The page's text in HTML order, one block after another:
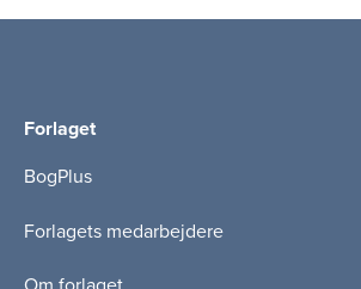
Forlaget
BogPlus
Forlagets medarbejdere